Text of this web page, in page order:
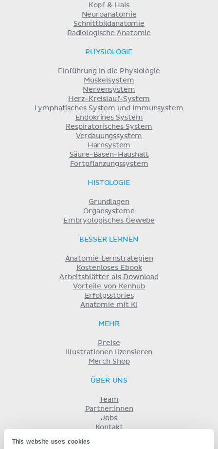
This website uses cookies
Kopf & Hals
Neuroanatomie
Schnittbildanatomie
Radiologische Anatomie
PHYSIOLOGIE
Einführung in die Physiologie
Muskelsystem
Nervensystem
Herz-Kreislauf-System
Lymphatisches System und Immunsystem
Endokrines System
Respiratorisches System
Verdauungssystem
Harnsystem
Säure-Basen-Haushalt
Fortpflanzungssystem
HISTOLOGIE
Grundlagen
Organsysteme
Embryologisches Gewebe
BESSER LERNEN
Anatomie Lernstrategien
Kostenloses Ebook
Arbeitsblätter als Download
Vorteile von Kenhub
Erfolgsstories
Anatomie mit KI
MEHR
Preise
Illustrationen lizensieren
Merch Shop
ÜBER UNS
Team
Partner:innen
Jobs
Kontakt
Geschäftsbedingungen